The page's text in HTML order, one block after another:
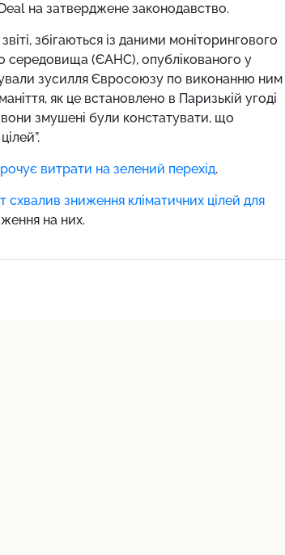
на затверджене законодавство.
збігаються із даними моніторингового
середовища (ЄAНС), опублікованого у
зусилля Євросоюзу по виконанню ним
як це встановлено в Паризькій угоді
вони змушені були констатувати, що
витрати на зелений перехід.
зниження кліматичних цілей для
на них.